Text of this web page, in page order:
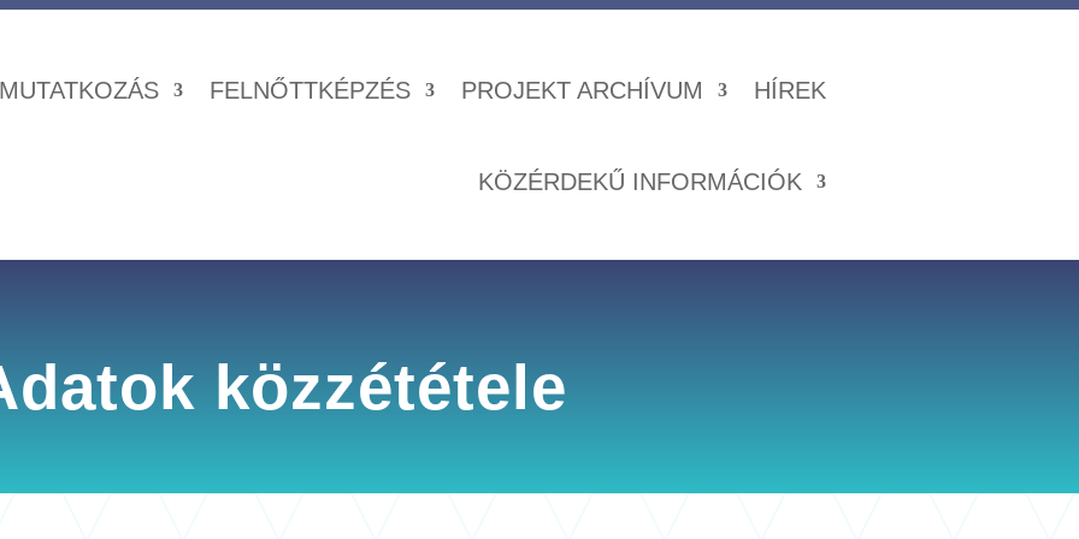
FELNŐTTKÉPZÉS PROJEKT ARCHÍVUM HÍREK
KÖZÉRDEKŰ INFORMÁCIÓK
közzététele